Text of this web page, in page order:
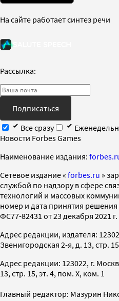
На сайте работает синтез речи
Рассылка:
Подписаться
Все сразу
Новости Forbes Games
Наименование издания:
Cетевое издание « forbes.ru »
службой по надзору в сфере
технологий и массовых
номер и дата принятия
ФС77-82431 от 23 декабря 2021 г.
Адрес редакции, издателя:
Звенигородская 2-я, д. 13, стр.
Адрес редакции: 123022, г.
13, стр. 15, эт. 4, пом. X, ком. 1
Главный редактор: Мазурин